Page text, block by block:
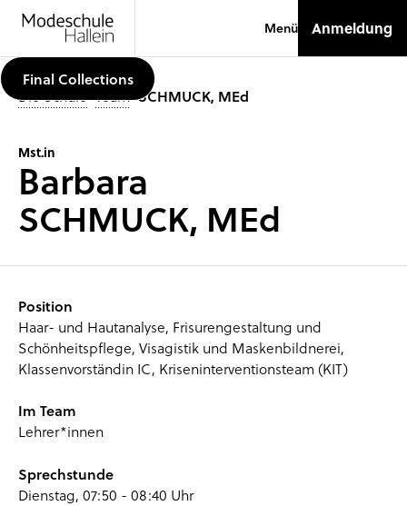
Menü Anmeldung
Final Collections
Die Schule–Team–SCHMUCK, MEd
Mst.in
Barbara
SCHMUCK, MEd
Position
Haar- und Hautanalyse, Frisurengestaltung und
Schönheitspflege, Visagistik und Maskenbildnerei,
Klassenvorständin IC, Kriseninterventionsteam (KIT)
Im Team
Lehrer*innen
Sprechstunde
Dienstag, 07:50 - 08:40 Uhr